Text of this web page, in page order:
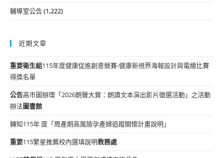
輔導室公告(1,222)
近期文章
重要衛生組115年度健康促進創意競賽-健康新視界海報設計與電繪比賽
得獎名單
公告高市圖辦理「2026朗聲大賞：朗讀文本演出影片徵選活動」之活動
辦法圖書館
轉知115年 度「周產期高風險孕產婦追蹤關懷計畫說明」
重要115繁星推薦校內選填說明教務處